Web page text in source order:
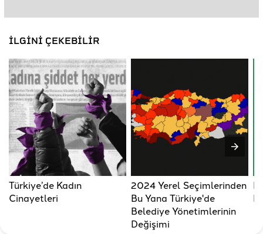
İLGİNİ ÇEKEBİLİR
Türkiye’de Kadın
Cinayetleri
2024 Yerel Seçimlerinden
Bu Yana Türkiye'de
Belediye Yönetimlerinin
Değişimi